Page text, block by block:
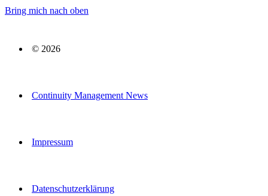
Bring mich nach oben
© 2026
Continuity Management News
Impressum
Datenschutzerklärung